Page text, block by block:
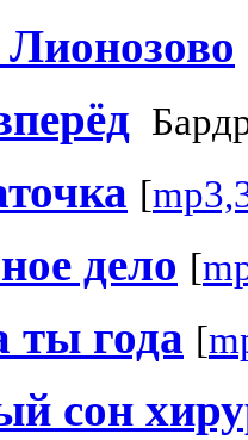
[
дело [
ты года [
сон